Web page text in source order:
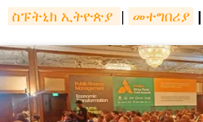
ስፑትኒክ ኢትዮጵያ | መተግበሪያ |